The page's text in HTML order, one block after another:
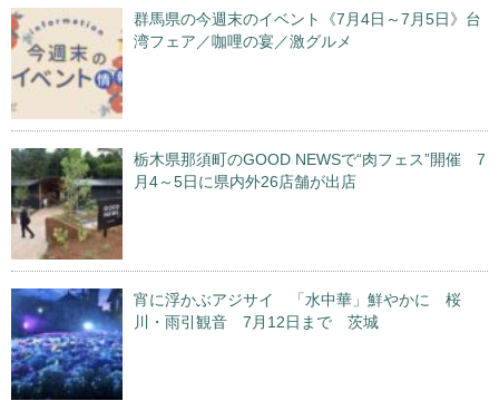
群馬県の今週末のイベント《7月4日～7月5日》台
湾フェア／咖哩の宴／激グルメ
栃木県那須町のGOOD NEWSで“肉フェス”開催 7
月4～5日に県内外26店舗が出店
宵に浮かぶアジサイ 「水中華」鮮やかに 桜
川・雨引観音 7月12日まで 茨城